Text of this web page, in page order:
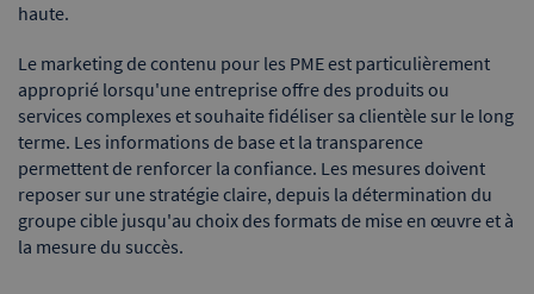
haute.
Le marketing de contenu pour les PME est particulièrement
approprié lorsqu'une entreprise offre des produits ou
services complexes et souhaite fidéliser sa clientèle sur le long
terme. Les informations de base et la transparence
permettent de renforcer la confiance. Les mesures doivent
reposer sur une stratégie claire, depuis la détermination du
groupe cible jusqu'au choix des formats de mise en œuvre et à
la mesure du succès.